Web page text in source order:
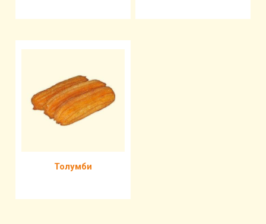
Толумби